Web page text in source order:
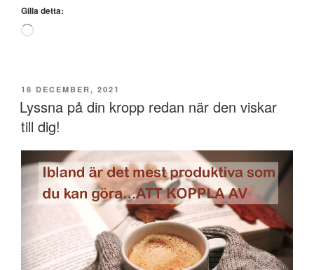
Gilla detta:
Laddar
PUBLICERAT
18 DECEMBER, 2021
Lyssna på din kropp redan när den viskar
till dig!